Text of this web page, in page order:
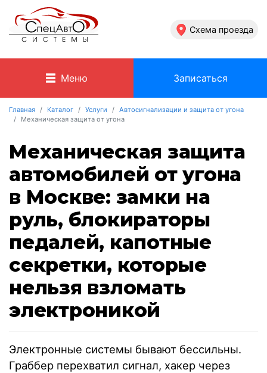
Схема проезда
Меню Записаться
Главная Каталог Услуги
Автосигнализации и защита от угона
Механическая защита от угона
Механическая защита
автомобилей от угона
в Москве: замки на
руль, блокираторы
педалей, капотные
секретки, которые
нельзя взломать
электроникой
Электронные системы бывают бессильны.
Граббер перехватил сигнал, хакер через